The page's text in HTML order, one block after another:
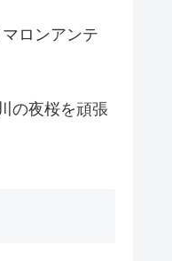
ロンアンテ
の夜桜を頑張